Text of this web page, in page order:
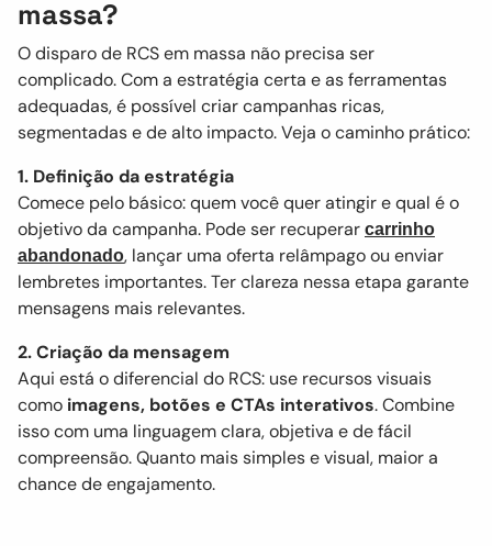
massa?
O disparo de RCS em massa não precisa ser
complicado. Com a estratégia certa e as ferramentas
adequadas, é possível criar campanhas ricas,
segmentadas e de alto impacto. Veja o caminho prático:
1. Definição da estratégia
Comece pelo básico: quem você quer atingir e qual é o
objetivo da campanha. Pode ser recuperar carrinho
abandonado, lançar uma oferta relâmpago ou enviar
lembretes importantes. Ter clareza nessa etapa garante
mensagens mais relevantes.
2. Criação da mensagem
Aqui está o diferencial do RCS: use recursos visuais
como imagens, botões e CTAs interativos. Combine
isso com uma linguagem clara, objetiva e de fácil
compreensão. Quanto mais simples e visual, maior a
chance de engajamento.